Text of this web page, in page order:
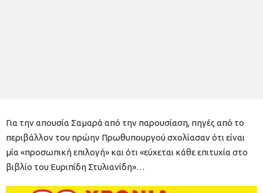
Για την απουσία Σαμαρά από την παρουσίαση, πηγές από το
περιβάλλον του πρώην Πρωθυπουργού σχολίασαν ότι είναι
μία «προσωπική επιλογή» και ότι «εύχεται κάθε επιτυχία στο
βιβλίο του Ευριπίδη Στυλιανίδη»…